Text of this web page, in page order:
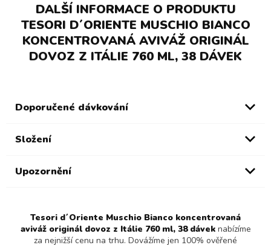
DALŠÍ INFORMACE O PRODUKTU
TESORI D´ORIENTE MUSCHIO BIANCO
KONCENTROVANÁ AVIVÁŽ ORIGINÁL
DOVOZ Z ITÁLIE 760 ML, 38 DÁVEK
Doporučené dávkování
Složení
Upozornění
Tesori d´Oriente Muschio Bianco koncentrovaná
aviváž originál dovoz z Itálie 760 ml, 38 dáveknabízíme
za nejnižší cenu na trhu. Dovážíme jen 100% ověřené